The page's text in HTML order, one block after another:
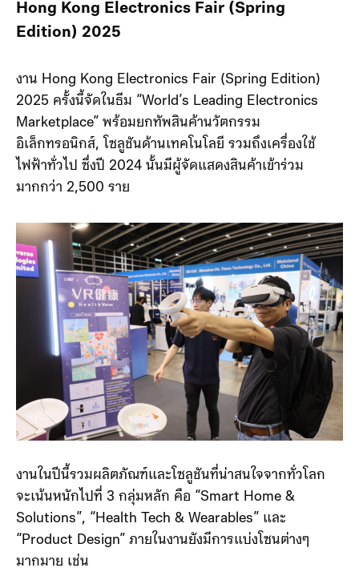
Hong Kong Electronics Fair (Spring
Edition) 2025
งาน Hong Kong Electronics Fair (Spring Edition)
2025 ครั้งนี้จัดในธีม “World’s Leading Electronics
Marketplace” พร้อมยกทัพสินค้านวัตกรรม
อิเล็กทรอนิกส์, โซลูชันด้านเทคโนโลยี รวมถึงเครื่องใช้
ไฟฟ้าทั่วไป ซึ่งปี 2024 นั้นมีผู้จัดแสดงสินค้าเข้าร่วม
มากกว่า 2,500 ราย
งานในปีนี้รวมผลิตภัณฑ์และโซลูชันที่น่าสนใจจากทั่วโลก
จะเน้นหนักไปที่ 3 กลุ่มหลัก คือ “Smart Home &
Solutions”, “Health Tech & Wearables” และ
“Product Design” ภายในงานยังมีการแบ่งโซนต่างๆ
มากมาย เช่น